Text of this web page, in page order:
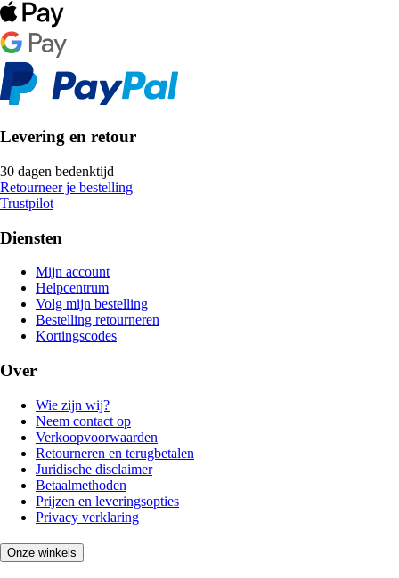
Levering en retour
30 dagen bedenktijd
Retourneer je bestelling
Trustpilot
Diensten
Mijn account
Helpcentrum
Volg mijn bestelling
Bestelling retourneren
Kortingscodes
Over
Wie zijn wij?
Neem contact op
Verkoopvoorwaarden
Retourneren en terugbetalen
Juridische disclaimer
Betaalmethoden
Prijzen en leveringsopties
Privacy verklaring
Onze winkels